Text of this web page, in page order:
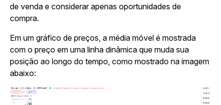
de venda e considerar apenas oportunidades de
compra.
Em um gráfico de preços, a média móvel é mostrada
com o preço em uma linha dinâmica que muda sua
posição ao longo do tempo, como mostrado na imagem
abaixo: